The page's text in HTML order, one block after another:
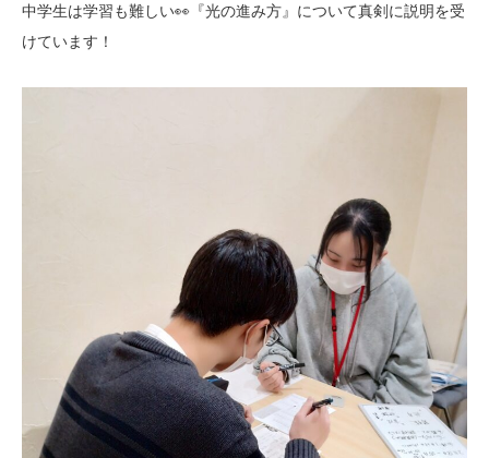
中学生は学習も難しい👀『光の進み方』について真剣に説明を受
けています！